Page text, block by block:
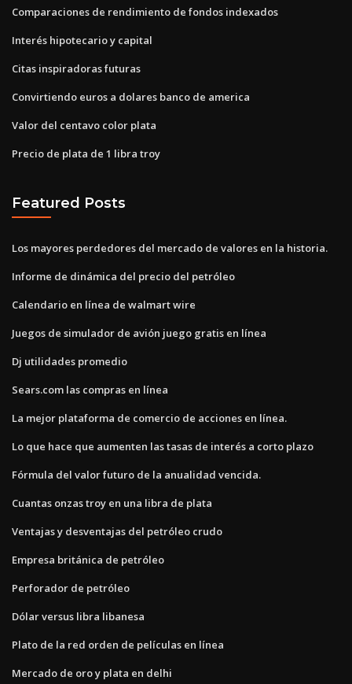
Comparaciones de rendimiento de fondos indexados
Interés hipotecario y capital
Citas inspiradoras futuras
Convirtiendo euros a dolares banco de america
Valor del centavo color plata
Precio de plata de 1 libra troy
Featured Posts
Los mayores perdedores del mercado de valores en la historia.
Informe de dinámica del precio del petróleo
Calendario en línea de walmart wire
Juegos de simulador de avión juego gratis en línea
Dj utilidades promedio
Sears.com las compras en línea
La mejor plataforma de comercio de acciones en línea.
Lo que hace que aumenten las tasas de interés a corto plazo
Fórmula del valor futuro de la anualidad vencida.
Cuantas onzas troy en una libra de plata
Ventajas y desventajas del petróleo crudo
Empresa británica de petróleo
Perforador de petróleo
Dólar versus libra libanesa
Plato de la red orden de películas en línea
Mercado de oro y plata en delhi